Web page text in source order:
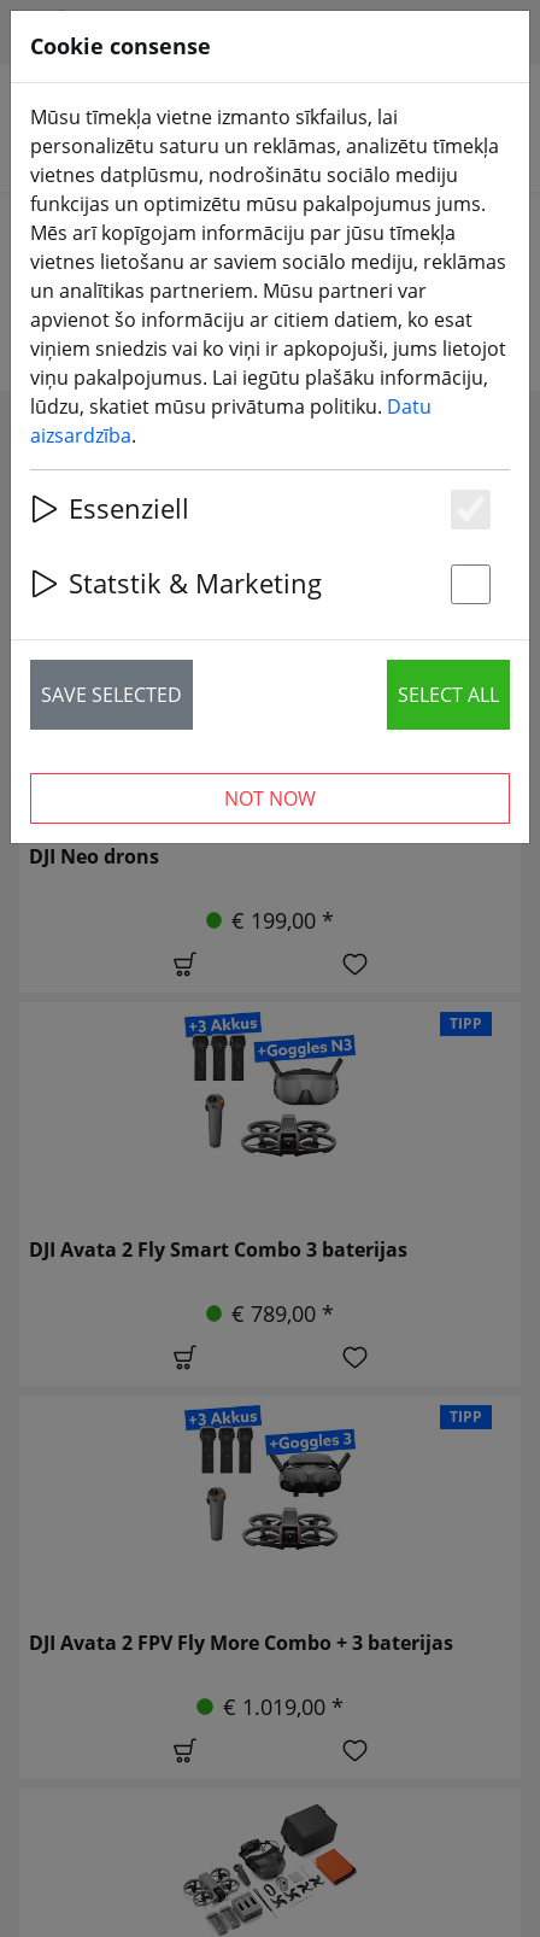
Meklēt produktus
Home DJI veikals DJI droni
DJI droni
34 articles
DJI Neo drons
€ 199,00 *
TIPP
DJI Avata 2 Fly Smart Combo 3 baterijas
€ 789,00 *
TIPP
DJI Avata 2 FPV Fly More Combo + 3 baterijas
€ 1.019,00 *
Cookie consense
Mūsu tīmekļa vietne izmanto sīkfailus, lai
personalizētu saturu un reklāmas, analizētu tīmekļa
vietnes datplūsmu, nodrošinātu sociālo mediju
funkcijas un optimizētu mūsu pakalpojumus jums.
Mēs arī kopīgojam informāciju par jūsu tīmekļa
vietnes lietošanu ar saviem sociālo mediju, reklāmas
un analītikas partneriem. Mūsu partneri var
apvienot šo informāciju ar citiem datiem, ko esat
viņiem sniedzis vai ko viņi ir apkopojuši, jums lietojot
viņu pakalpojumus. Lai iegūtu plašāku informāciju,
lūdzu, skatiet mūsu privātuma politiku. Datu
aizsardzība.
Essenziell
Statstik & Marketing
SAVE SELECTED SELECT ALL
NOT NOW